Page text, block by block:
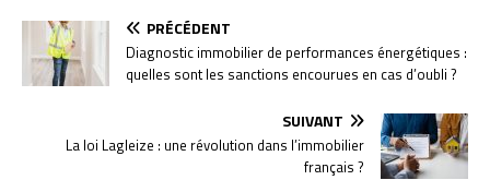
PRÉCÉDENT
Diagnostic immobilier de performances énergétiques :
quelles sont les sanctions encourues en cas d’oubli ?
SUIVANT
La loi Lagleize : une révolution dans l’immobilier
français ?